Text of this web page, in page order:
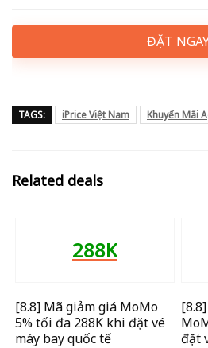
ĐẶT
TAGS: iPrice Việt Nam Khuyến Mãi
Related deals
288K
[8.8] Mã giảm giá MoMo
5% tối đa 288K khi đặt vé
máy bay quốc tế
đặt